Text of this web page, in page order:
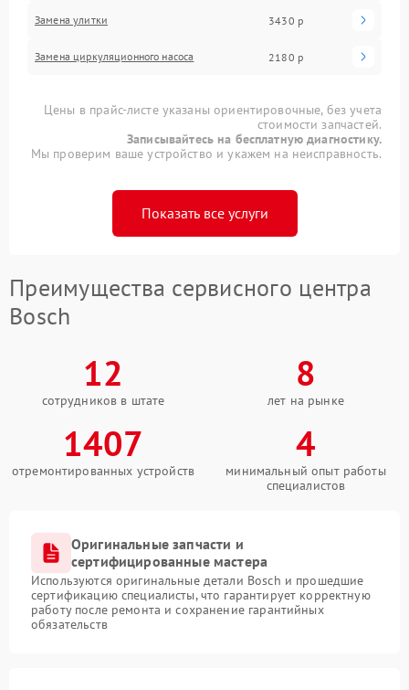
Замена улитки 3430 р
Замена циркуляционного насоса 2180 р
Цены в прайс-листе указаны ориентировочные, без учета
стоимости запчастей.
Записывайтесь на бесплатную диагностику.
Мы проверим ваше устройство и укажем на неисправность.
Показать все услуги
Преимущества сервисного центра
Bosch
12
сотрудников в штате
8
лет на рынке
1407
отремонтированных устройств
4
минимальный опыт работы
специалистов
Оригинальные запчасти и
сертифицированные мастера
Используются оригинальные детали Bosch и прошедшие
сертификацию специалисты, что гарантирует корректную
работу после ремонта и сохранение гарантийных
обязательств